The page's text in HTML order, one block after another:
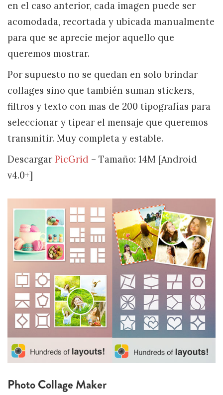
en el caso anterior, cada imagen puede ser
acomodada, recortada y ubicada manualmente
para que se aprecie mejor aquello que
queremos mostrar.
Por supuesto no se quedan en solo brindar
collages sino que también suman stickers,
filtros y texto con mas de 200 tipografías para
seleccionar y tipear el mensaje que queremos
transmitir. Muy completa y estable.
Descargar PicGrid – Tamaño: 14M [Android
v4.0+]
Photo Collage Maker